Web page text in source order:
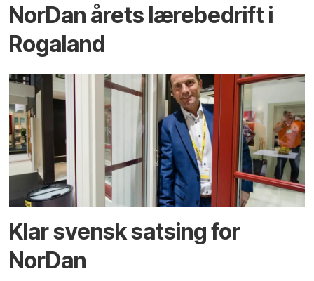
NorDan årets lærebedrift i
Rogaland
Klar svensk satsing for
NorDan